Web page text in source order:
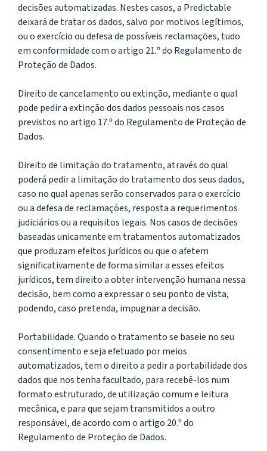
decisões automatizadas. Nestes casos, a Predictable
deixará de tratar os dados, salvo por motivos legítimos,
ou o exercício ou defesa de possíveis reclamações, tudo
em conformidade com o artigo 21.º do Regulamento de
Proteção de Dados.
Direito de cancelamento ou extinção, mediante o qual
pode pedir a extinção dos dados pessoais nos casos
previstos no artigo 17.º do Regulamento de Proteção de
Dados.
Direito de limitação do tratamento, através do qual
poderá pedir a limitação do tratamento dos seus dados,
caso no qual apenas serão conservados para o exercício
ou a defesa de reclamações, resposta a requerimentos
judiciários ou a requisitos legais. Nos casos de decisões
baseadas unicamente em tratamentos automatizados
que produzam efeitos jurídicos ou que o afetem
significativamente de forma similar a esses efeitos
jurídicos, tem direito a obter intervenção humana nessa
decisão, bem como a expressar o seu ponto de vista,
podendo, caso pretenda, impugnar a decisão.
Portabilidade. Quando o tratamento se baseie no seu
consentimento e seja efetuado por meios
automatizados, tem o direito a pedir a portabilidade dos
dados que nos tenha facultado, para recebê-los num
formato estruturado, de utilização comum e leitura
mecânica, e para que sejam transmitidos a outro
responsável, de acordo com o artigo 20.º do
Regulamento de Proteção de Dados.